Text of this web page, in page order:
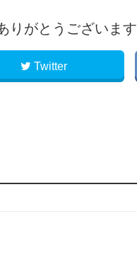
りがとうございます
Twitter